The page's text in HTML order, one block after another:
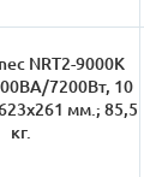
NRT2-9000K
7200Вт, 10
мм.; 85,5
кг.